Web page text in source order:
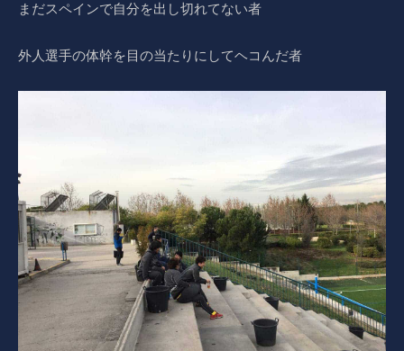
まだスペインで自分を出し切れてない者
外人選手の体幹を目の当たりにしてヘコんだ者